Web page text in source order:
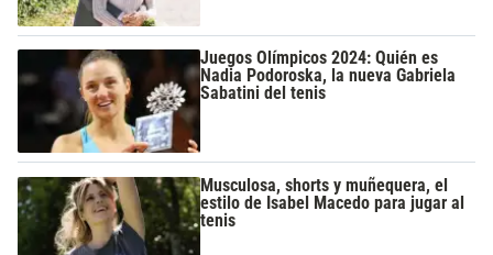
Juegos Olímpicos 2024: Quién es
Nadia Podoroska, la nueva Gabriela
Sabatini del tenis
Musculosa, shorts y muñequera, el
estilo de Isabel Macedo para jugar al
tenis